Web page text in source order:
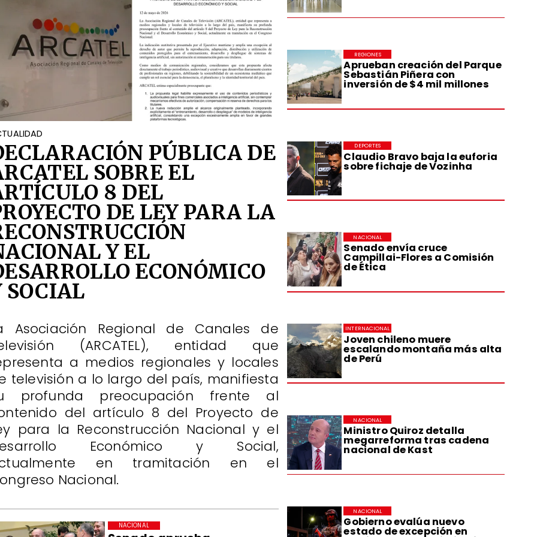
Aprueban creación del Parque
Sebastián Piñera con
inversión de $4 mil millones
REGIONES
Claudio Bravo baja la euforia
sobre fichaje de Vozinha
DEPORTES
Senado envía cruce
Campillai-Flores a Comisión
de Ética
NACIONAL
Joven chileno muere
escalando montaña más alta
de Perú
INTERNACIONAL
Ministro Quiroz detalla
megarreforma tras cadena
nacional de Kast
NACIONAL
Gobierno evalúa nuevo
estado de excepción en
NACIONAL
NACIONAL
PÚBLICA DE
SOBRE EL
8 DEL
DE LEY PARA LA
Y EL
ECONÓMICO
SOCIAL
Asociación Regional de Canales de
(ARCATEL), entidad que
a medios regionales y locales
televisión a lo largo del país, manifiesta
profunda preocupación frente al
del artículo 8 del Proyecto de
para la Reconstrucción Nacional y el
Económico y Social,
en tramitación en el
Nacional.